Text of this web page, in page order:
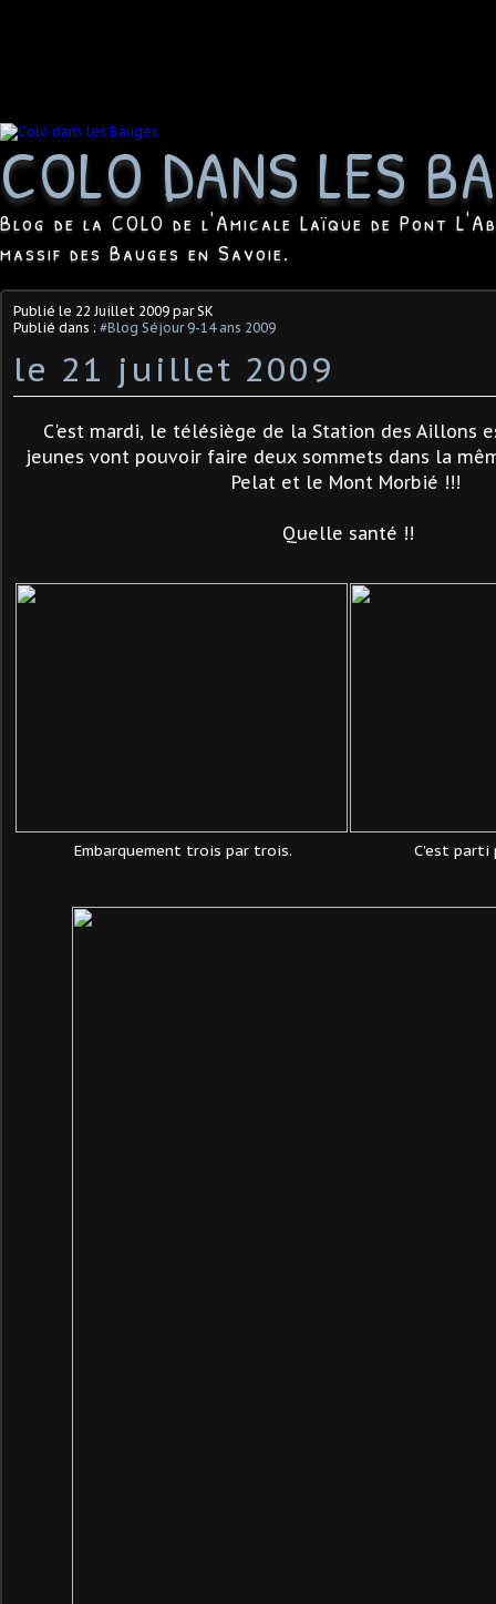
COLO DANS LES
Blog de la COLO de l'Amicale Laïque de Pont
massif des Bauges en Savoie.
Publié le 22 Juillet 2009 par SK
Publié dans : #Blog Séjour 9-14 ans 2009
le 21 juillet 2009
C'est mardi, le télésiège de la Station des Aillons
jeunes vont pouvoir faire deux sommets dans la
Pelat et le Mont Morbié !!!
Quelle santé !!
Embarquement trois par trois. C'est parti